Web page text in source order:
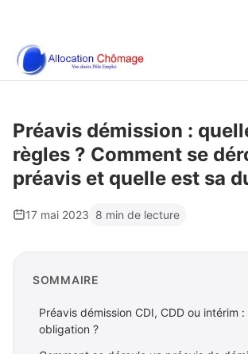
Préavis démission :
règles ? Comment se
préavis et quelle est sa
17 mai 2023 8 min de lecture
SOMMAIRE
Préavis démission CDI, CDD ou intérim
obligation ?